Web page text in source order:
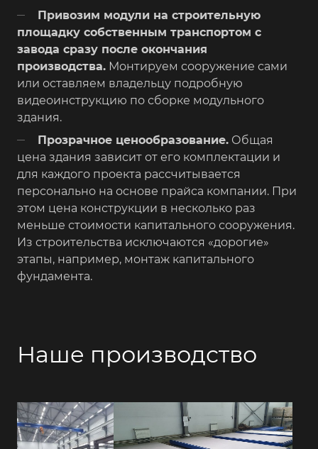
Привозим модули на строительную
площадку собственным транспортом с
завода сразу после окончания
производства. Монтируем сооружение сами
или оставляем владельцу подробную
видеоинструкцию по сборке модульного
здания.
Прозрачное ценообразование. Общая
цена здания зависит от его комплектации и
для каждого проекта рассчитывается
персонально на основе прайса компании. При
этом цена конструкции в несколько раз
меньше стоимости капитального сооружения.
Из строительства исключаются «дорогие»
этапы, например, монтаж капитального
фундамента.
Наше производство